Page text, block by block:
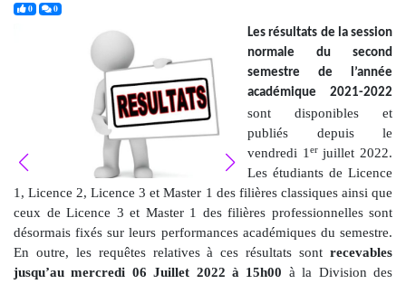
0j'aime0commentaires
Les résultats de la session
normale du second
semestre de l’année
académique 2021-2022
sont disponibles et
publiés depuis le
vendredi 1 erjuillet 2022.
Les étudiants de Licence
1, Licence 2, Licence 3 et Master 1 des filières classiques ainsi que
ceux de Licence 3 et Master 1 des filières professionnelles sont
désormais fixés sur leurs performances académiques du semestre.
En outre, les requêtes relatives à ces résultats sont recevables
jusqu’au mercredi 06 Juillet 2022 à 15h00 à la Division des